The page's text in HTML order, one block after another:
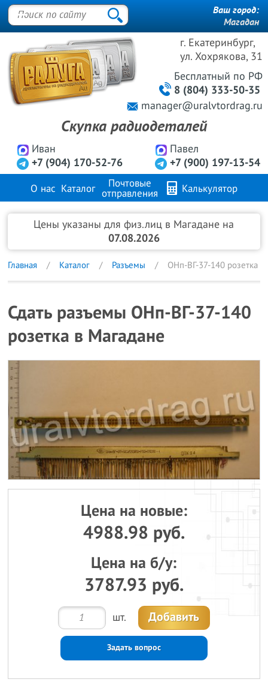
г. Екатеринбург,
ул. Хохрякова, 31
Иван
+7 (904) 170-52-76
Павел
+7 (900) 197-13-54
Бесплатный по РФ
8 (804) 333-50-35
manager@uralvtordrag.ru
Скупка радиодеталей
Ваш город:
Магадан
О нас Каталог
Почтовые
отправления
Калькулятор
Продажа металлов Контакты
Цены указаны для физ.лиц в Магадане на
07.08.2026
Главная Каталог Разъемы ОНп-ВГ-37-140 розетка
Сдать разъемы ОНп-ВГ-37-140
розетка в Магадане
Цена на новые:
4988.98 руб.
Цена на б/у:
3787.93 руб.
шт. Добавить
Задать вопрос